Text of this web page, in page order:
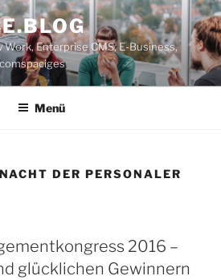
Work, Enterprise CMS, E-Business,
Menü
NACHT DER PERSONALER
2016 –
glücklichen Gewinnern